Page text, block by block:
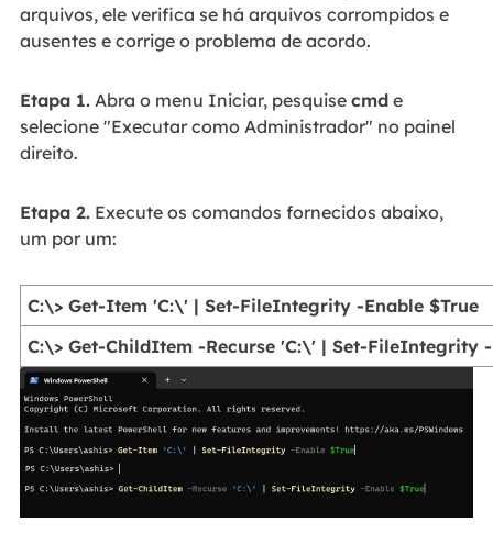
arquivos, ele verifica se há arquivos corrompidos e
ausentes e corrige o problema de acordo.
Etapa 1.Abra o menu Iniciar, pesquise cmde
selecione "Executar como Administrador" no painel
direito.
Etapa 2.Execute os comandos fornecidos abaixo,
um por um:
C:\> Get-Item 'C:\' | Set-FileIntegrity -Enable $True
C:\> Get-ChildItem -Recurse 'C:\' | Set-FileIntegrity -